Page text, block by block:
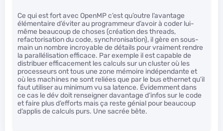
Ce qui est fort avec OpenMP c’est qu’outre l’avantage
élémentaire d’éviter au programmeur d’avoir à coder lui-
même beaucoup de choses (création des threads,
refactorisation du code, synchronisation), il gère en sous-
main un nombre incroyable de détails pour vraiment rendre
la parallélisation efficace. Par exemple il est capable de
distribuer efficacement les calculs sur un cluster où les
processeurs ont tous une zone mémoire indépendante et
où les machines ne sont reliées que par le bus ethernet qu’il
faut utiliser au minimum vu sa latence. Évidemment dans
ce cas le dév doit renseigner davantage d’infos sur le code
et faire plus d’efforts mais ça reste génial pour beaucoup
d’applis de calculs purs. Une sacrée bête.